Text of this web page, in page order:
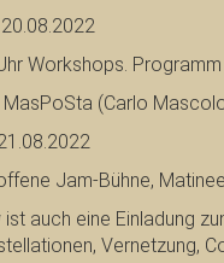
Workshops.
MasPoSta (Carlo
Jam-Bühne,
auch eine Einladung
Vernetzung,